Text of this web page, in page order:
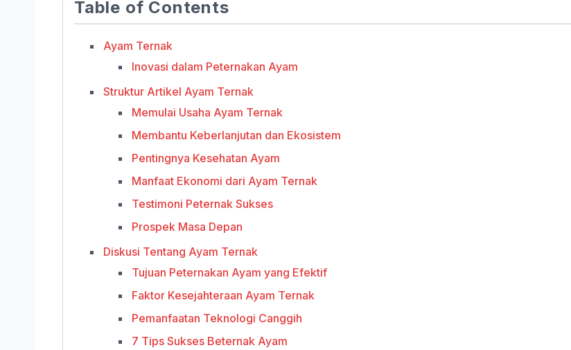
Table of Contents
Ayam Ternak
Inovasi dalam Peternakan Ayam
Struktur Artikel Ayam Ternak
Memulai Usaha Ayam Ternak
Membantu Keberlanjutan dan Ekosistem
Pentingnya Kesehatan Ayam
Manfaat Ekonomi dari Ayam Ternak
Testimoni Peternak Sukses
Prospek Masa Depan
Diskusi Tentang Ayam Ternak
Tujuan Peternakan Ayam yang Efektif
Faktor Kesejahteraan Ayam Ternak
Pemanfaatan Teknologi Canggih
7 Tips Sukses Beternak Ayam